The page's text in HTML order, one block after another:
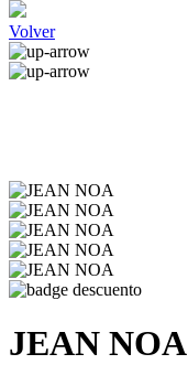
Volver
JEAN NOA